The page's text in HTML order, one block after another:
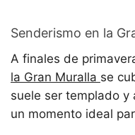
Senderismo en la
A finales de
la Gran Muralla se
suele ser templado y
un momento ideal